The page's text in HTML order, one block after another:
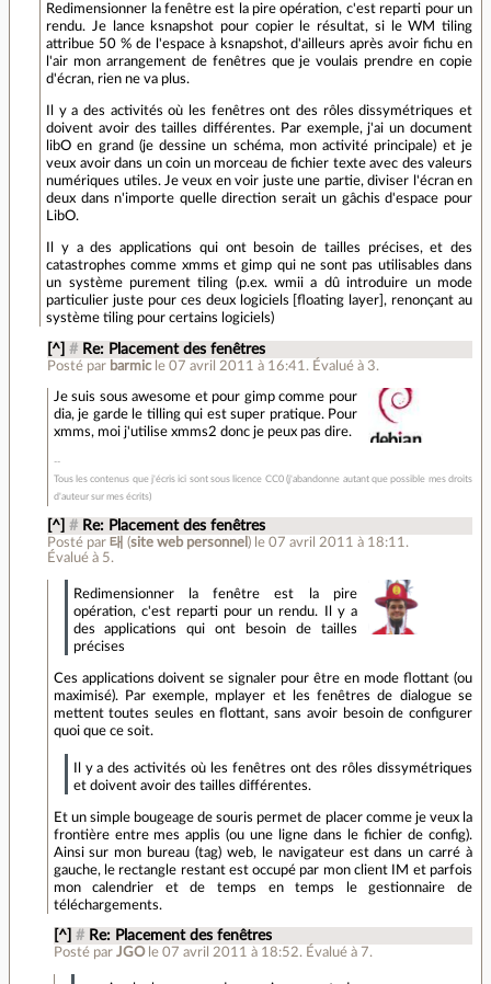
Redimensionner la fenêtre est la pire opération, c'est reparti pour un
rendu. Je lance ksnapshot pour copier le résultat, si le WM tiling
attribue 50 % de l'espace à ksnapshot, d'ailleurs après avoir fichu en
l'air mon arrangement de fenêtres que je voulais prendre en copie
d'écran, rien ne va plus.
Il y a des activités où les fenêtres ont des rôles dissymétriques et
doivent avoir des tailles différentes. Par exemple, j'ai un document
libO en grand (je dessine un schéma, mon activité principale) et je
veux avoir dans un coin un morceau de fichier texte avec des valeurs
numériques utiles. Je veux en voir juste une partie, diviser l'écran en
deux dans n'importe quelle direction serait un gâchis d'espace pour
LibO.
Il y a des applications qui ont besoin de tailles précises, et des
catastrophes comme xmms et gimp qui ne sont pas utilisables dans
un système purement tiling (p.ex. wmii a dû introduire un mode
particulier juste pour ces deux logiciels [floating layer], renonçant au
système tiling pour certains logiciels)
[^] # Re: Placement des fenêtres
Posté par barmic le 07 avril 2011 à 16:41 . Évalué à 3.
Je suis sous awesome et pour gimp comme pour
dia, je garde le tilling qui est super pratique. Pour
xmms, moi j'utilise xmms2 donc je peux pas dire.
Tous les contenus que j'écris ici sont sous licence CC0 (j'abandonne autant que possible mes droits
d'auteur sur mes écrits)
[^] # Re: Placement des fenêtres
Posté par 태 (site web personnel ) le 07 avril 2011 à 18:11 .
Évalué à 5.
Redimensionner la fenêtre est la pire
opération, c'est reparti pour un rendu. Il y a
des applications qui ont besoin de tailles
précises
Ces applications doivent se signaler pour être en mode flottant (ou
maximisé). Par exemple, mplayer et les fenêtres de dialogue se
mettent toutes seules en flottant, sans avoir besoin de configurer
quoi que ce soit.
Il y a des activités où les fenêtres ont des rôles dissymétriques
et doivent avoir des tailles différentes.
Et un simple bougeage de souris permet de placer comme je veux la
frontière entre mes applis (ou une ligne dans le fichier de config).
Ainsi sur mon bureau (tag) web, le navigateur est dans un carré à
gauche, le rectangle restant est occupé par mon client IM et parfois
mon calendrier et de temps en temps le gestionnaire de
téléchargements.
[^] # Re: Placement des fenêtres
Posté par JGO le 07 avril 2011 à 18:52. Évalué à 7.